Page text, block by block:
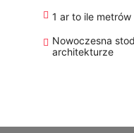
1 ar to ile
Nowoczesna
architekturze